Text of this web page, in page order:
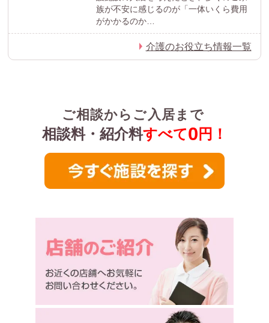
族が不安に感じるのが「一体いくら費用
がかかるのか…
介護のお役立ち情報一覧
ご相談からご入居まで
相談料・紹介料すべて0 円！